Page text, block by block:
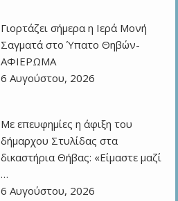
Γιορτάζει σήμερα η Ιερά Μονή
Σαγματά στο Ύπατο Θηβών-
ΑΦΙΕΡΩΜΑ
6 Αυγούστου, 2026
Με επευφημίες η άφιξη του
δήμαρχου Στυλίδας στα
δικαστήρια Θήβας: «Είμαστε μαζί
…
6 Αυγούστου, 2026